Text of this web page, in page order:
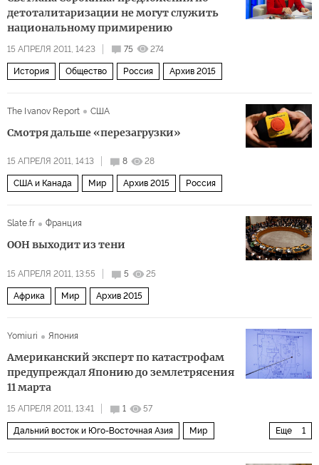
детоталитаризации не могут служить
национальному примирению
15 АПРЕЛЯ 2011, 14:23 75 274
История Общество Россия Архив 2015
The Ivanov Report США
Смотря дальше «перезагрузки»
15 АПРЕЛЯ 2011, 14:13 8 28
США и Канада Мир Архив 2015 Россия
Slate.fr Франция
ООН выходит из тени
15 АПРЕЛЯ 2011, 13:55 5 25
Африка Мир Архив 2015
Yomiuri Япония
Американский эксперт по катастрофам
предупреждал Японию до землетрясения
11 марта
15 АПРЕЛЯ 2011, 13:41 1 57
Еще 1
Дальний восток и Юго-Восточная Азия Мир